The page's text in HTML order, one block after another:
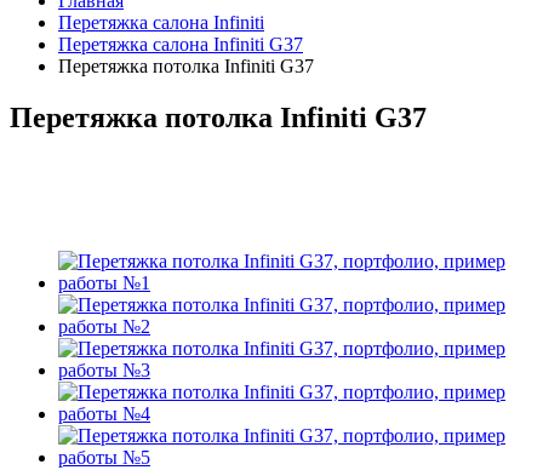
Перетяжка салона Infiniti
Перетяжка салона Infiniti G37
Перетяжка потолка Infiniti G37
Перетяжка потолка Infiniti G37